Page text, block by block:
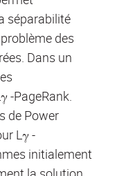
séparabilité
des
Dans un
-PageRank.
de Power
Lγ -
initialement